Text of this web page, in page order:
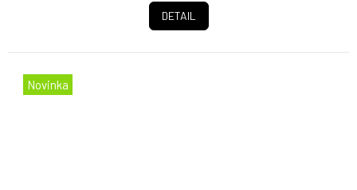
DETAIL
Novinka